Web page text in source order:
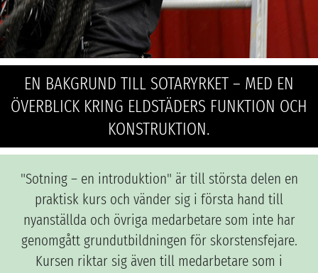
EN BAKGRUND TILL SOTARYRKET – MED EN
ÖVERBLICK KRING ELDSTÄDERS FUNKTION OCH
KONSTRUKTION.
"Sotning – en introduktion" är till största delen en
praktisk kurs och vänder sig i första hand till
nyanställda och övriga medarbetare som inte har
genomgått grundutbildningen för skorstensfejare.
Kursen riktar sig även till medarbetare som i